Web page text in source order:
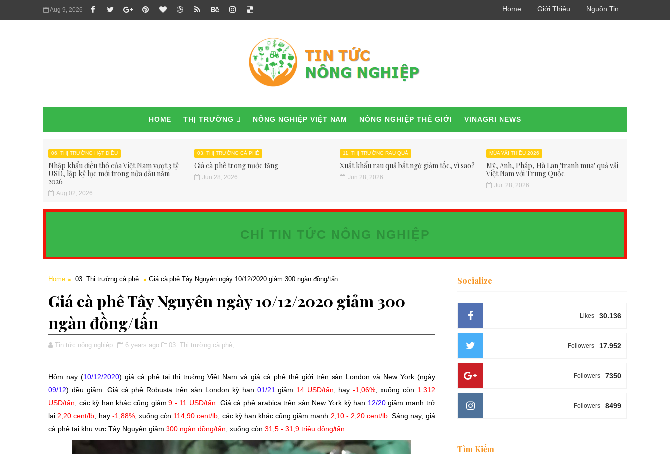
Aug 9, 2026 Home Giới Thiệu Nguồn Tin
HOME THỊ TRƯỜNG NÔNG NGHIỆP VIỆT NAM NÔNG NGHIỆP THẾ GIỚI VINAGRI NEWS
06. THỊ TRƯỜNG HẠT ĐIỀU
Nhập khẩu điều thô của Việt Nam vượt 3 tỷ
USD, lập kỷ lục mới trong nửa đầu năm
2026
Aug 02, 2026
03. THỊ TRƯỜNG CÀ PHÊ
Giá cà phê trong nước tăng
Jun 28, 2026
11. THỊ TRƯỜNG RAU QUẢ
Xuất khẩu rau quả bất ngờ giảm tốc, vì sao?
Jun 28, 2026
MÙA VẢI THIỀU 2026
Mỹ, Anh, Pháp, Hà Lan 'tranh mua' quả vải
Việt Nam với Trung Quốc
Jun 28, 2026
CHỈ TIN TỨC NÔNG NGHIỆP
Home 03. Thị trường cà phê Giá cà phê Tây Nguyên ngày 10/12/2020 giảm 300 ngàn đồng/tấn
Giá cà phê Tây Nguyên ngày 10/12/2020 giảm 300
ngàn đồng/tấn
Tin tức nông nghiệp 6 years ago 03. Thị trường cà phê,
Hôm nay (10/12/2020) giá cà phê tại thị trường Việt Nam và giá cà phê thế giới trên sàn London và New York (ngày
09/12) đều giảm. Giá cà phê Robusta trên sàn London kỳ hạn 01/21 giảm 14 USD/tấn , hay -1,06%, xuống còn 1.312
USD/tấn , các kỳ hạn khác cũng giảm9 - 11 USD/tấn . Giá cà phê arabica trên sàn New York kỳ hạn 12/20giảm mạnh trở
lại 2,20 cent/lb , hay -1,88%, xuống còn 114,90 cent/lb , các kỳ hạn khác cũng giảm mạnh 2,10 - 2,20 cent/lb . Sáng nay, giá
cà phê tại khu vực Tây Nguyên giảm 300 ngàn đồng/tấn , xuống còn 31,5 - 31,9 triệu đồng/tấn
Socialize
30.136
Likes
17.952
Followers
7350
Followers
8499
Followers
Tìm Kiếm